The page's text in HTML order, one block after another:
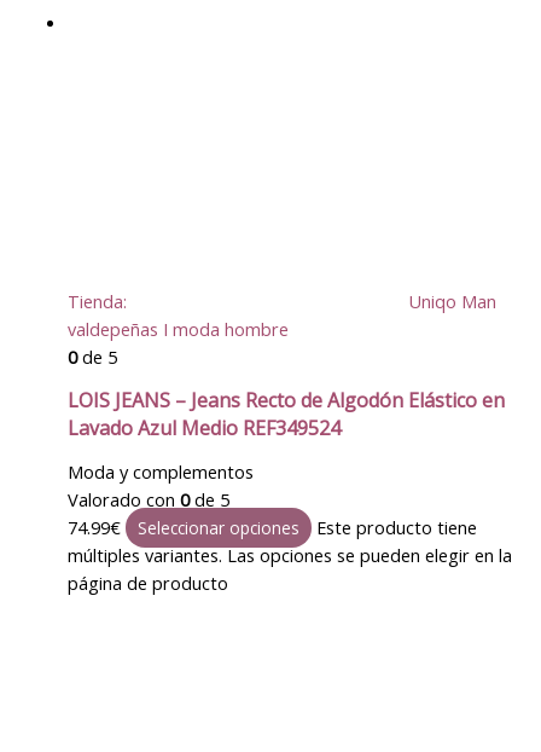
Tienda:
Uniqo Man
valdepeñas I moda hombre
0de 5
LOIS JEANS – Jeans Recto de Algodón Elástico en
Lavado Azul Medio REF349524
Moda y complementos
Valorado con 0de 5
74.99€ Seleccionar opciones
Este producto tiene
múltiples variantes. Las opciones se pueden elegir en la
página de producto